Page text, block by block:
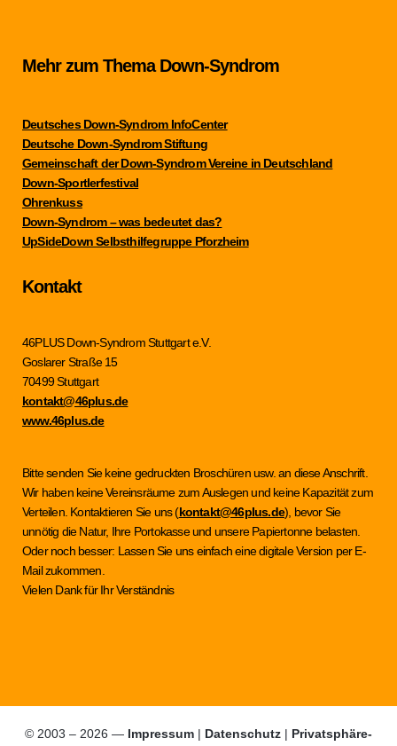
Mehr zum Thema Down-Syndrom
Deutsches Down-Syndrom InfoCenter
Deutsche Down-Syndrom Stiftung
Gemeinschaft der Down-Syndrom Vereine in Deutschland
Down-Sportlerfestival
Ohrenkuss
Down-Syndrom – was bedeutet das?
UpSideDown Selbsthilfegruppe Pforzheim
Kontakt
46PLUS Down-Syndrom Stuttgart e.V.
Goslarer Straße 15
70499 Stuttgart
kontakt@46plus.de
www.46plus.de
Bitte senden Sie keine gedruckten Broschüren usw. an diese Anschrift.
Wir haben keine Vereinsräume zum Auslegen und keine Kapazität zum
Verteilen. Kontaktieren Sie uns (kontakt@46plus.de), bevor Sie
unnötig die Natur, Ihre Portokasse und unsere Papiertonne belasten.
Oder noch besser: Lassen Sie uns einfach eine digitale Version per E-
Mail zukommen.
Vielen Dank für Ihr Verständnis
© 2003 – 2026 — Impressum | Datenschutz | Privatsphäre-